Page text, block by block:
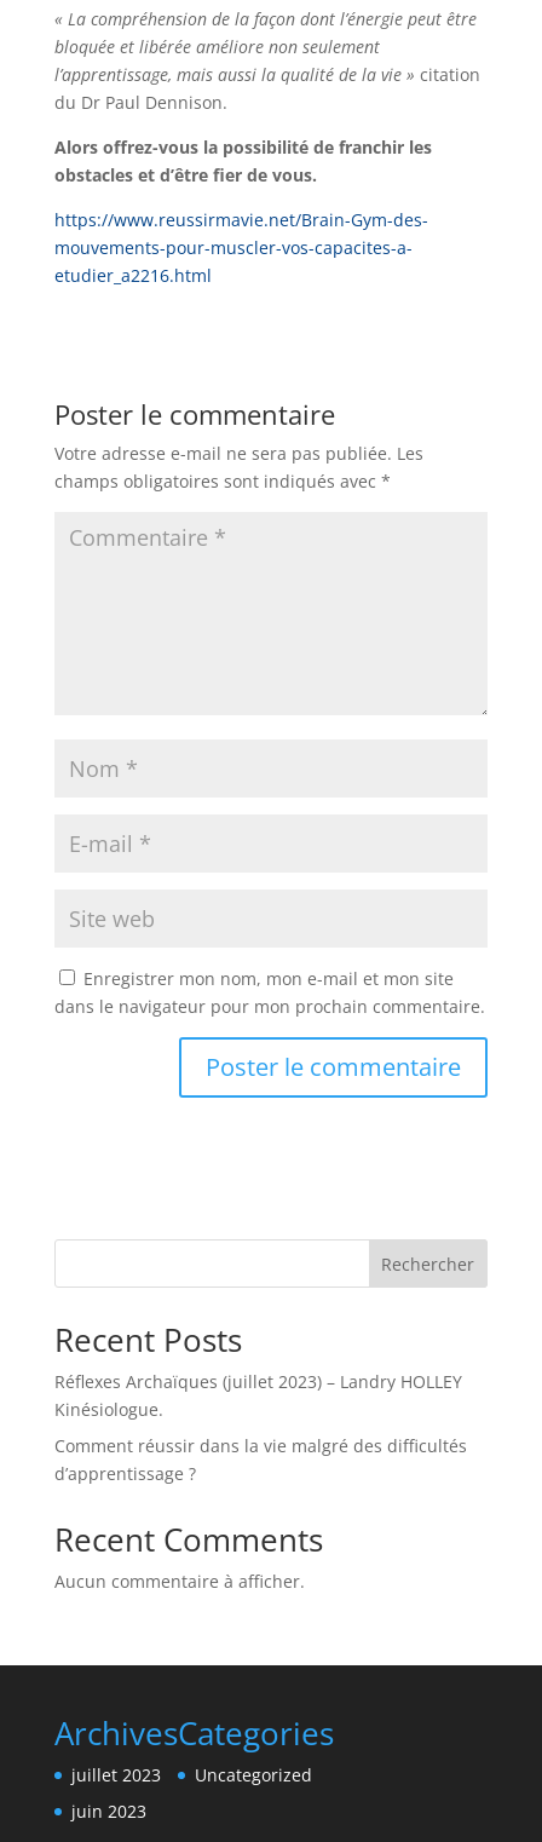
« La compréhension de la façon dont l’énergie peut être
bloquée et libérée améliore non seulement
l’apprentissage, mais aussi la qualité de la vie » citation
du Dr Paul Dennison.
Alors offrez-vous la possibilité de franchir les
obstacles et d’être fier de vous.
https://www.reussirmavie.net/Brain-Gym-des-
mouvements-pour-muscler-vos-capacites-a-
etudier_a2216.html
Poster le commentaire
Votre adresse e-mail ne sera pas publiée. Les
champs obligatoires sont indiqués avec *
Enregistrer mon nom, mon e-mail et mon site
dans le navigateur pour mon prochain commentaire.
Rechercher
Recent Posts
Réflexes Archaïques (juillet 2023) – Landry HOLLEY
Kinésiologue.
Comment réussir dans la vie malgré des difficultés
d’apprentissage ?
Recent Comments
Aucun commentaire à afficher.
Archives
juillet 2023
juin 2023
Categories
Uncategorized